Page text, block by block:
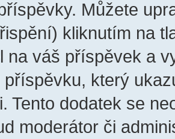
Můžete
kliknutím na
na váš příspěvek a
příspěvku, který
Tento dodatek se
moderátor či